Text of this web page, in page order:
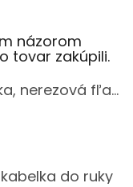
názorom
tovar zakúpili.
Ballet set školská taška, nerezová fľaša a plný peračník s motívom baletky pre dievča
do ruky